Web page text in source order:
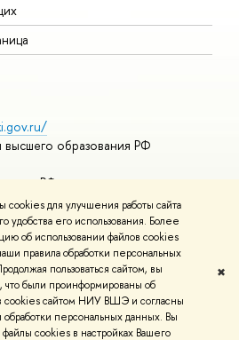
для улучшения работы сайта
его использования. Более
об использовании файлов cookies
правила обработки персональных
пользоваться сайтом, вы
что были проинформированы об
cookies сайтом НИУ ВШЭ и согласны
персональных данных. Вы
cookies в настройках Вашего
✖
образования РФ
РФ
mooc
курсы
и контактыУсловия
Политика конфиденциальности
разработаны вШколе дизайна НИУ